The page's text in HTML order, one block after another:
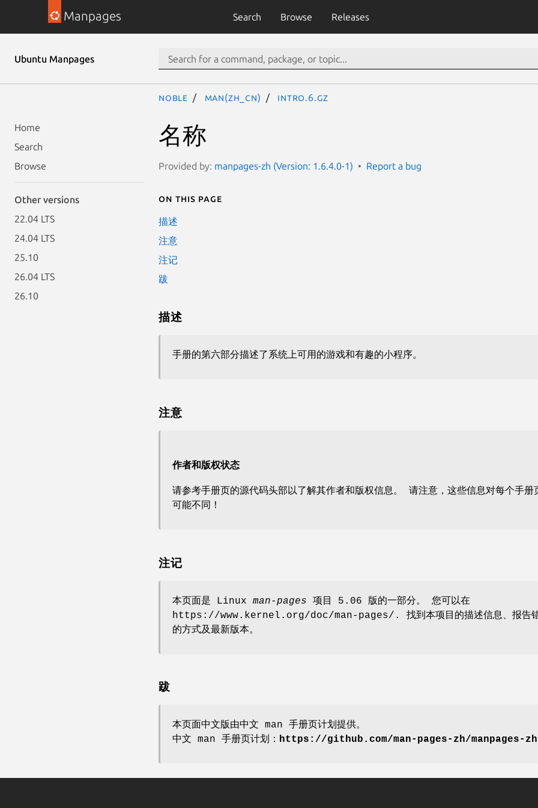
Manpages Search Browse Releases
Ubuntu Manpages
Home
Search
Browse
Other versions
22.04 LTS
24.04 LTS
25.10
26.04 LTS
26.10
noble man(zh_CN) intro.6.gz
名称
Provided by: manpages-zh (Version: 1.6.4.0-1) Report a bug
On this page
描述
注意
注记
跋
描述
手册的第六部分描述了系统上可用的游戏和有趣的小程序。
注意
作者和版权状态
请参考手册页的源代码头部以了解其作者和版权信息。 请注意，这些信息对每个手册
可能不同！
注记
本页面是 Linux man-pages 项目 5.06 版的一部分。 您可以在
https://www.kernel.org/doc/man-pages/. 找到本项目的描述信息、报告
的方式及最新版本。
跋
本页面中文版由中文 man 手册页计划提供。
中文 man 手册页计划： https://github.com/man-pages-zh/manpages-zh